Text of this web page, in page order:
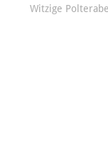
Witzige